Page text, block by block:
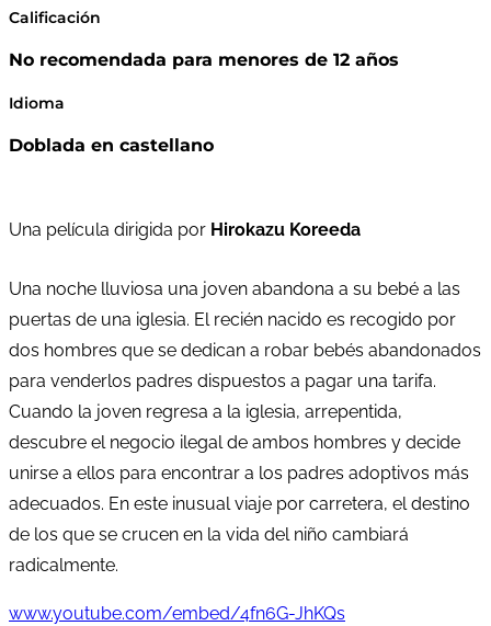
Calificación
No recomendada para menores de 12 años
Idioma
Doblada en castellano
Una película dirigida por Hirokazu Koreeda
Una noche lluviosa una joven abandona a su bebé a las
puertas de una iglesia. El recién nacido es recogido por
dos hombres que se dedican a robar bebés abandonados
para venderlos padres dispuestos a pagar una tarifa.
Cuando la joven regresa a la iglesia, arrepentida,
descubre el negocio ilegal de ambos hombres y decide
unirse a ellos para encontrar a los padres adoptivos más
adecuados. En este inusual viaje por carretera, el destino
de los que se crucen en la vida del niño cambiará
radicalmente.
www.youtube.com/embed/4fn6G-JhKQs